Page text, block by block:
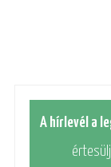
A hírlevél a